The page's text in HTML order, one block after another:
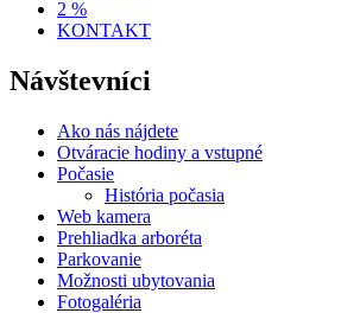
2 %
KONTAKT
Návštevníci
Ako nás nájdete
Otváracie hodiny a vstupné
Počasie
História počasia
Web kamera
Prehliadka arboréta
Parkovanie
Možnosti ubytovania
Fotogaléria